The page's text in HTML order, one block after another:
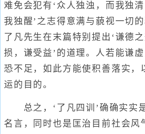
难免会犯有‘众人独浊，而我独
我独醒’之志得意满与藐视一切
了凡先生在末篇特别提出‘谦德
损，谦受益’的道理。人若能谦
恐不足，如此方能使积善落实，
运的目的。
总之，‘了凡四训’确确实实
名言，同时也是匡治目前社会风